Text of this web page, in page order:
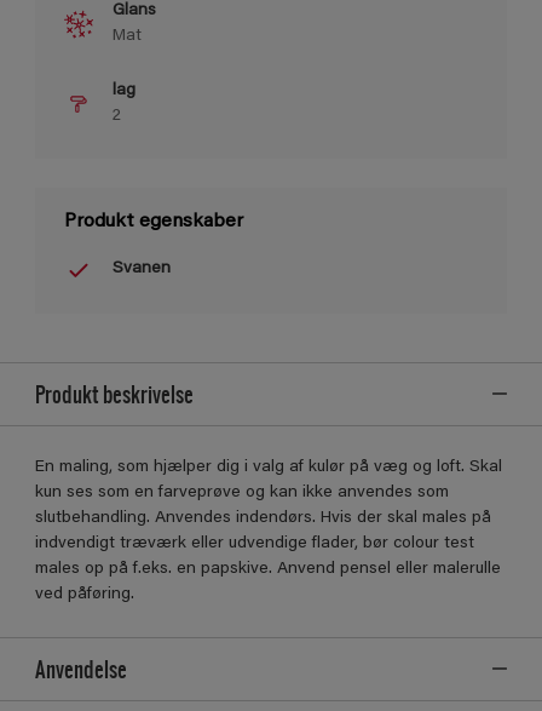
Glans
Mat
lag
2
Produkt egenskaber
Svanen
Produkt beskrivelse
En maling, som hjælper dig i valg af kulør på væg og loft. Skal
kun ses som en farveprøve og kan ikke anvendes som
slutbehandling. Anvendes indendørs. Hvis der skal males på
indvendigt træværk eller udvendige flader, bør colour test
males op på f.eks. en papskive. Anvend pensel eller malerulle
ved påføring.
Anvendelse